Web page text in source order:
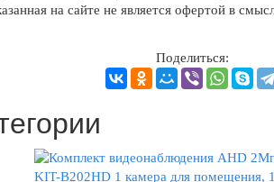
на сайте не является офертой в
Поделиться: